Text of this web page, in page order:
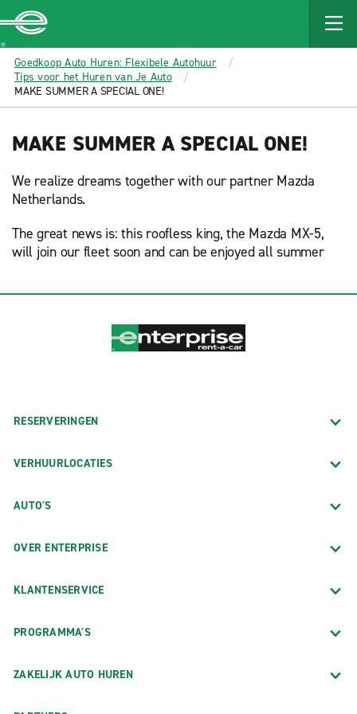
MAIN
CONTENT
Enterprise
Goedkoop Auto Huren: Flexibele Autohuur
Tips voor het Huren van Je Auto
MAKE SUMMER A SPECIAL ONE!
MAKE SUMMER A SPECIAL ONE!
We realize dreams together with our partner Mazda
Netherlands.
The great news is: this roofless king, the Mazda MX-5,
will join our fleet soon and can be enjoyed all summer
RESERVERINGEN
VERHUURLOCATIES
AUTO'S
OVER ENTERPRISE
KLANTENSERVICE
PROGRAMMA'S
ZAKELIJK AUTO HUREN